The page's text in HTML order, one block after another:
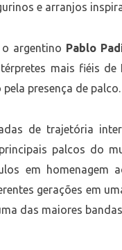
e arranjos
argentino Pablo
mais fiéis de
presença de palco.
de trajetória
palcos do
em homenagem
gerações em
das maiores